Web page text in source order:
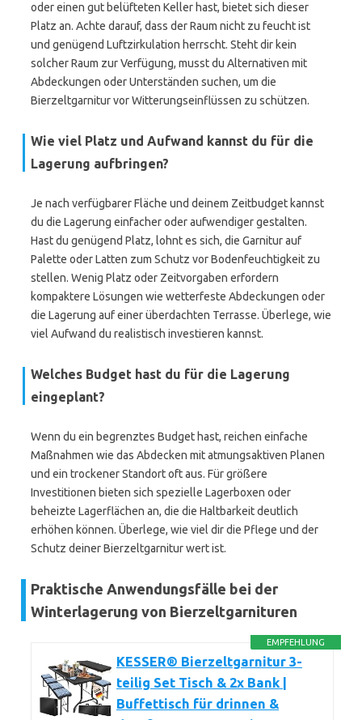
oder einen gut belüfteten Keller hast, bietet sich dieser
Platz an. Achte darauf, dass der Raum nicht zu feucht ist
und genügend Luftzirkulation herrscht. Steht dir kein
solcher Raum zur Verfügung, musst du Alternativen mit
Abdeckungen oder Unterständen suchen, um die
Bierzeltgarnitur vor Witterungseinflüssen zu schützen.
Wie viel Platz und Aufwand kannst du für die
Lagerung aufbringen?
Je nach verfügbarer Fläche und deinem Zeitbudget kannst
du die Lagerung einfacher oder aufwendiger gestalten.
Hast du genügend Platz, lohnt es sich, die Garnitur auf
Palette oder Latten zum Schutz vor Bodenfeuchtigkeit zu
stellen. Wenig Platz oder Zeitvorgaben erfordern
kompaktere Lösungen wie wetterfeste Abdeckungen oder
die Lagerung auf einer überdachten Terrasse. Überlege, wie
viel Aufwand du realistisch investieren kannst.
Welches Budget hast du für die Lagerung
eingeplant?
Wenn du ein begrenztes Budget hast, reichen einfache
Maßnahmen wie das Abdecken mit atmungsaktiven Planen
und ein trockener Standort oft aus. Für größere
Investitionen bieten sich spezielle Lagerboxen oder
beheizte Lagerflächen an, die die Haltbarkeit deutlich
erhöhen können. Überlege, wie viel dir die Pflege und der
Schutz deiner Bierzeltgarnitur wert ist.
Praktische Anwendungsfälle bei der
Winterlagerung von Bierzeltgarnituren
EMPFEHLUNG
KESSER® Bierzeltgarnitur 3-
teilig Set Tisch & 2x Bank |
Buffettisch für drinnen &